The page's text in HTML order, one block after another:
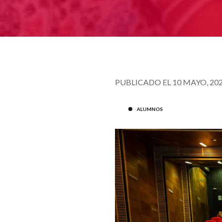
PUBLICADO EL 10 MAYO,
ALUMNOS